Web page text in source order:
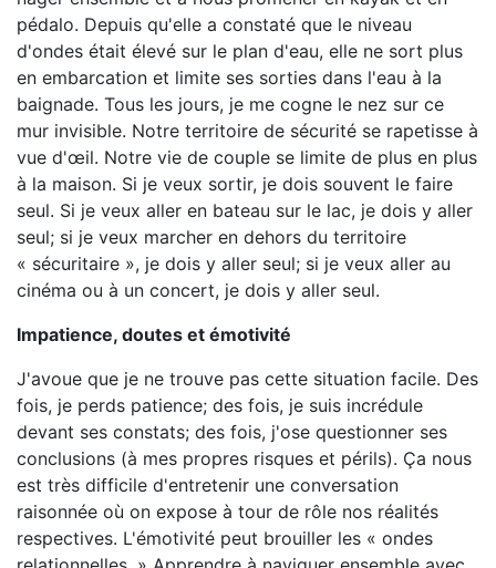
pédalo. Depuis qu'elle a constaté que le niveau
d'ondes était élevé sur le plan d'eau, elle ne sort plus
en embarcation et limite ses sorties dans l'eau à la
baignade. Tous les jours, je me cogne le nez sur ce
mur invisible. Notre territoire de sécurité se rapetisse à
vue d'œil. Notre vie de couple se limite de plus en plus
à la maison. Si je veux sortir, je dois souvent le faire
seul. Si je veux aller en bateau sur le lac, je dois y aller
seul; si je veux marcher en dehors du territoire
« sécuritaire », je dois y aller seul; si je veux aller au
cinéma ou à un concert, je dois y aller seul.
Impatience, doutes et émotivité
J'avoue que je ne trouve pas cette situation facile. Des
fois, je perds patience; des fois, je suis incrédule
devant ses constats; des fois, j'ose questionner ses
conclusions (à mes propres risques et périls). Ça nous
est très difficile d'entretenir une conversation
raisonnée où on expose à tour de rôle nos réalités
respectives. L'émotivité peut brouiller les « ondes